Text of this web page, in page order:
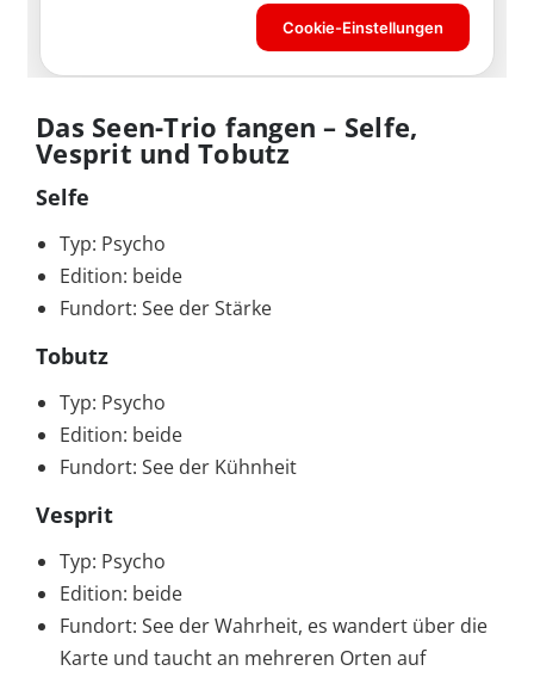
Das Seen-Trio fangen – Selfe,
Vesprit und Tobutz
Selfe
Typ: Psycho
Edition: beide
Fundort: See der Stärke
Tobutz
Typ: Psycho
Edition: beide
Fundort: See der Kühnheit
Vesprit
Typ: Psycho
Edition: beide
Fundort: See der Wahrheit, es wandert über die
Karte und taucht an mehreren Orten auf